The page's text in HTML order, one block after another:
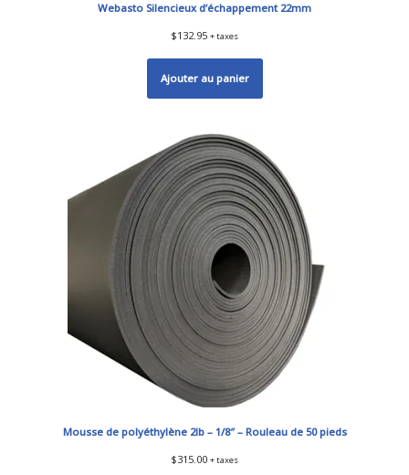
Webasto Silencieux d’échappement 22mm
$132.95 + taxes
Ajouter au panier
Mousse de polyéthylène 2lb – 1/8″ – Rouleau de 50 pieds
$315.00 + taxes